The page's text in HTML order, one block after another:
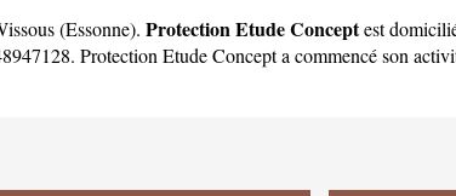
(Essonne). Protection Etude Conceptest
Protection Etude Concept a commencé son